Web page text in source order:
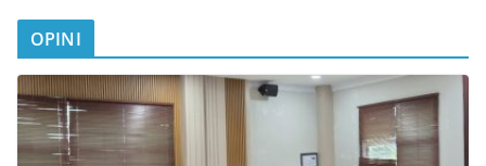
OPINI